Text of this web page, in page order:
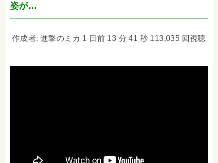
姿が…
作成者: 進撃のミカ 1 日前 13 分 41 秒 113,035 回視聴